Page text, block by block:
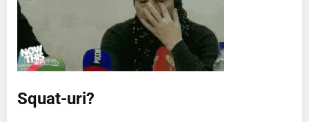
Squat-uri?